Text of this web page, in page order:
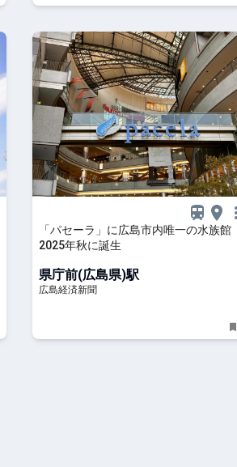
「パセーラ」に広島市内唯一の水族館
2025年秋に誕生
県庁前(広島県)駅
広島経済新聞